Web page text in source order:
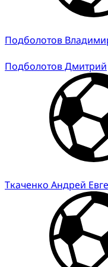
Подболотов
Подболотов Дмитрий
Ткаченко Андрей